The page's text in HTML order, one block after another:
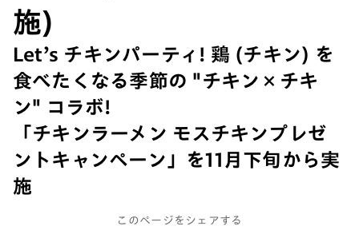
施)
Let’s チキンパーティ! 鶏 (チキン) を
食べたくなる季節の "チキン×チキ
ン" コラボ!
「チキンラーメン モスチキンプレゼ
ントキャンペーン」を11月下旬から実
施
このページをシェアする